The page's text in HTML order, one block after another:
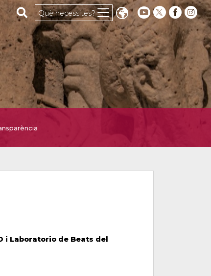
Cerca al web
Què necessites?
i Laboratorio de Beats del